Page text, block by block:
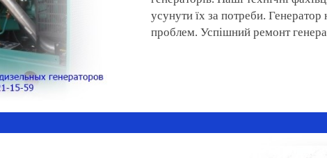
усунути їх за потреби. Генератор
проблем. Успішний ремонт